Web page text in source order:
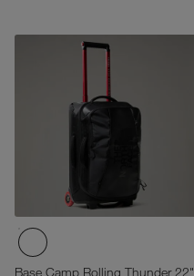
Base Camp Rolling Thunder 22"